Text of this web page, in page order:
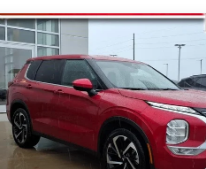
Aviso